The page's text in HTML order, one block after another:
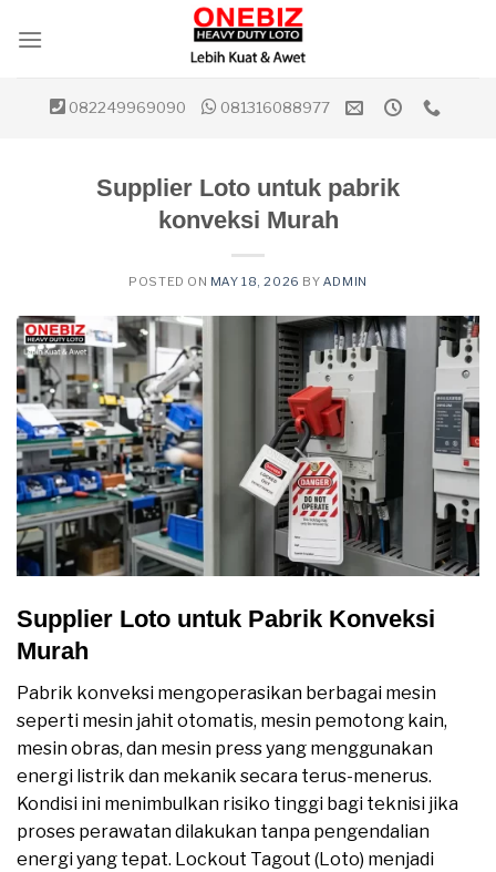
082249969090 081316088977
Supplier Loto untuk pabrik
konveksi Murah
POSTED ON MAY 18, 2026 BY ADMIN
Supplier Loto untuk Pabrik Konveksi
Murah
Pabrik konveksi mengoperasikan berbagai mesin
seperti mesin jahit otomatis, mesin pemotong kain,
mesin obras, dan mesin press yang menggunakan
energi listrik dan mekanik secara terus-menerus.
Kondisi ini menimbulkan risiko tinggi bagi teknisi jika
proses perawatan dilakukan tanpa pengendalian
energi yang tepat. Lockout Tagout (Loto) menjadi